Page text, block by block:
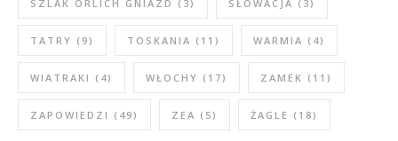
SZLAK ORLICH GNIAZD (3) SŁOWACJA (3)
TATRY (9) TOSKANIA (11) WARMIA (4)
WIATRAKI (4) WŁOCHY (17) ZAMEK (11)
ZAPOWIEDZI (49) ZEA (5) ŻAGLE (18)